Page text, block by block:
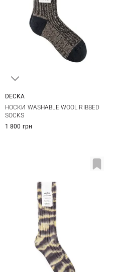
DECKA
НОСКИ WASHABLE WOOL RIBBED
SOCKS
1 800 грн